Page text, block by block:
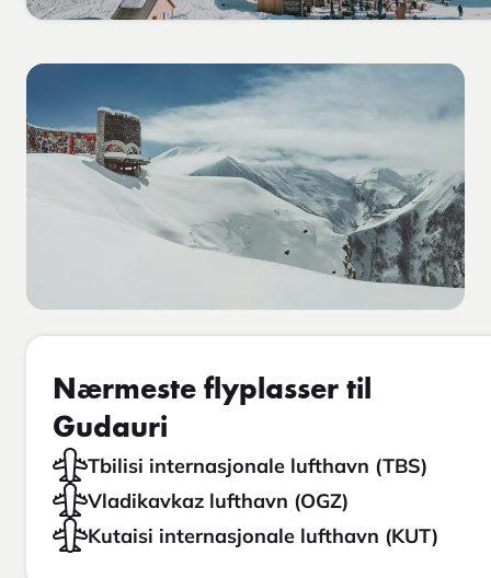
Nærmeste flyplasser til
Gudauri
Tbilisi internasjonale lufthavn (TBS)
Vladikavkaz lufthavn (OGZ)
Kutaisi internasjonale lufthavn (KUT)